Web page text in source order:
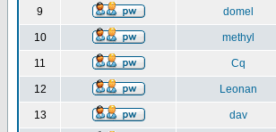
9 domel
10 methyl
11 Cq
12 Leonan
13 dav